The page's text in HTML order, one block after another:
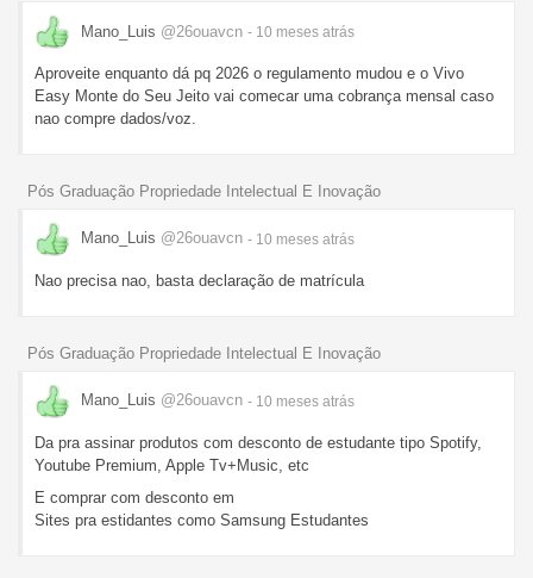
Mano_Luis @26ouavcn - 10 meses atrás
Aproveite enquanto dá pq 2026 o regulamento mudou e o Vivo
Easy Monte do Seu Jeito vai comecar uma cobrança mensal caso
nao compre dados/voz.
Pós Graduação Propriedade Intelectual E Inovação
Mano_Luis @26ouavcn - 10 meses atrás
Nao precisa nao, basta declaração de matrícula
Pós Graduação Propriedade Intelectual E Inovação
Mano_Luis @26ouavcn - 10 meses atrás
Da pra assinar produtos com desconto de estudante tipo Spotify,
Youtube Premium, Apple Tv+Music, etc
E comprar com desconto em
Sites pra estidantes como Samsung Estudantes